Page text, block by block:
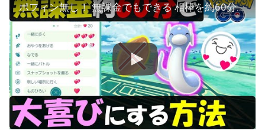
ポフィン無し！ 無課金でもできる 相棒を約60分で大喜びにする方法！ ＆便利ツール紹介【ポケモンGO】